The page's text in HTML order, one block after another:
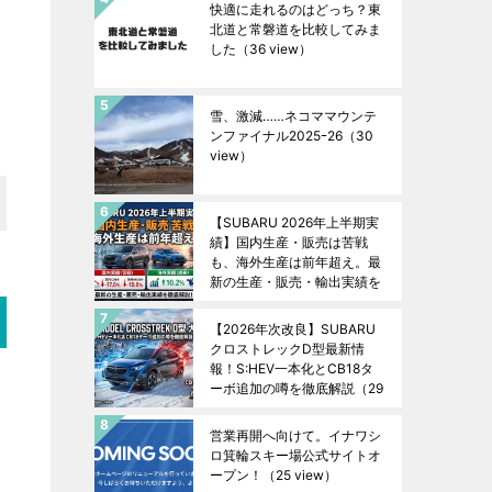
快適に走れるのはどっち？東
北道と常磐道を比較してみま
した （36 view）
雪、激減……ネコママウンテ
ンファイナル2025ｰ26 （30
view）
【SUBARU 2026年上半期実
績】国内生産・販売は苦戦
も、海外生産は前年超え。最
新の生産・販売・輸出実績を
【2026年次改良】SUBARU
クロストレックD型最新情
報！S:HEV一本化とCB18タ
ーボ追加の噂を徹底解説 （29
営業再開へ向けて。イナワシ
ロ箕輪スキー場公式サイトオ
ープン！
（25 view）